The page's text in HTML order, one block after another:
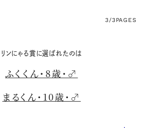
3/3PAGES
リンにゃる賞に選ばれたのは
ふくくん・8歳・♂
まるくん・10歳・♂